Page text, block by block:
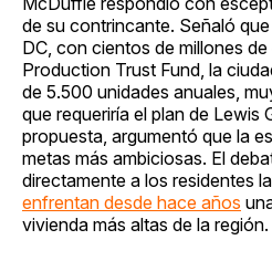
de su contrincante. Señaló
DC, con cientos de millones
Production Trust Fund, la
de 5.500 unidades anuales,
que requeriría el plan de Lewis
propuesta, argumentó que la
metas más ambiciosas. El
directamente a los residentes
enfrentan desde hace años
vivienda más altas de la región.